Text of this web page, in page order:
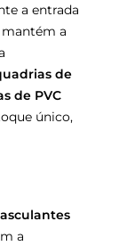
a entrada
a
de
de PVC
único,
a